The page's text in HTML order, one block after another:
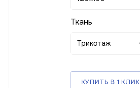
Ткань
Трикотаж
КУПИТЬ В 1 КЛИК